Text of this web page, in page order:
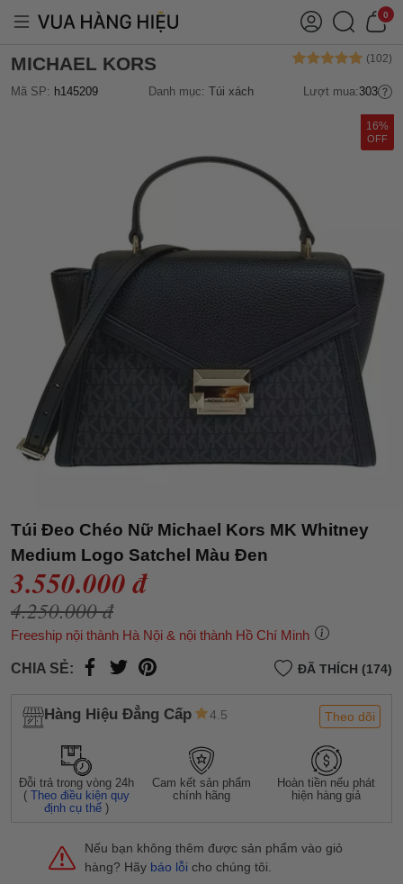
0
MICHAEL KORS
Mã SP: h145209 Danh mục: Túi xách Lượt mua:303
16%
OFF
Túi Đeo Chéo Nữ Michael Kors MK Whitney
Medium Logo Satchel Màu Đen
3.550.000 đ
4.250.000 đ
Freeship nội thành Hà Nội & nội thành Hồ Chí Minh
CHIA SẺ: ĐÃ THÍCH (174)
Hàng Hiệu Đẳng Cấp 4.5 Theo dõi
Đỗi trả trong vòng 24h
(Theo điều kiện quy
định cụ thể )
Cam kết sản phẩm
chính hãng
Hoàn tiền nếu phát
hiện hàng giả
Nếu bạn không thêm được sản phẩm vào giỏ
hàng? Hãy báo lỗi cho chúng tôi.